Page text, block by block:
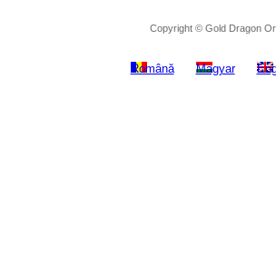
Copyright © Gold Dragon
Română Magyar